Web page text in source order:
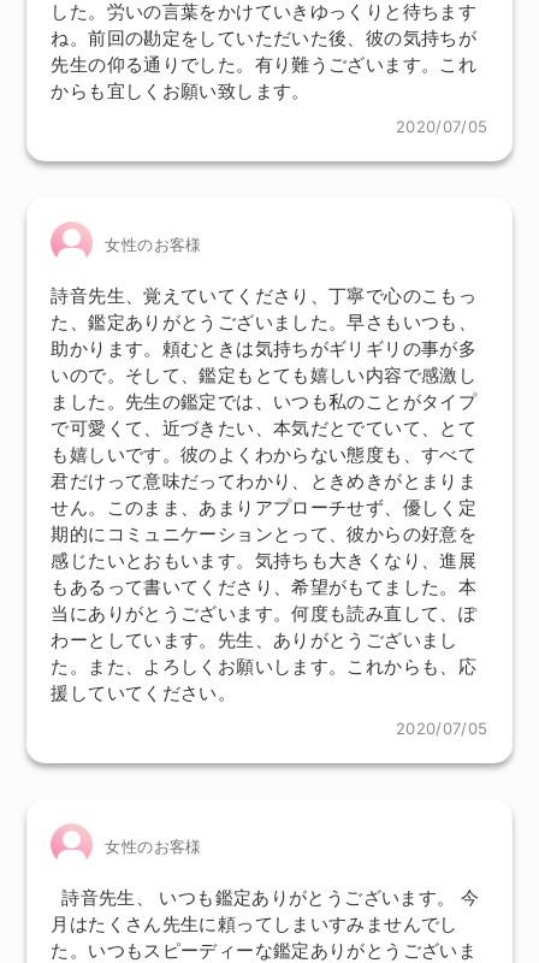
した。労いの言葉をかけていきゆっくりと待ちます
ね。前回の勘定をしていただいた後、彼の気持ちが
先生の仰る通りでした。有り難うございます。これ
からも宜しくお願い致します。
2020/07/05
女性のお客様
詩音先生、覚えていてくださり、丁寧で心のこもっ
た、鑑定ありがとうございました。早さもいつも、
助かります。頼むときは気持ちがギリギリの事が多
いので。そして、鑑定もとても嬉しい内容で感激し
ました。先生の鑑定では、いつも私のことがタイプ
で可愛くて、近づきたい、本気だとでていて、とて
も嬉しいです。彼のよくわからない態度も、すべて
君だけって意味だってわかり、ときめきがとまりま
せん。このまま、あまりアプローチせず、優しく定
期的にコミュニケーションとって、彼からの好意を
感じたいとおもいます。気持ちも大きくなり、進展
もあるって書いてくださり、希望がもてました。本
当にありがとうございます。何度も読み直して、ぽ
わーとしています。先生、ありがとうございまし
た。また、よろしくお願いします。これからも、応
援していてください。
2020/07/05
女性のお客様
詩音先生、 いつも鑑定ありがとうございます。 今
月はたくさん先生に頼ってしまいすみませんでし
た。いつもスピーディーな鑑定ありがとうございま